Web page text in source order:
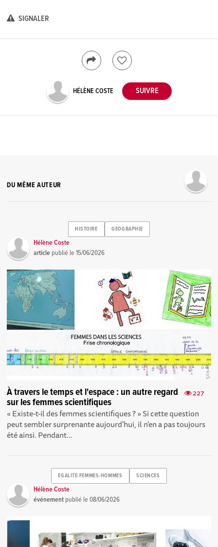
SIGNALER
HÉLÈNE COSTE
DU MÊME AUTEUR
HISTOIRE GEOGRAPHIE
Hélène Coste
article publié le15/06/2026
227
À travers le temps et l'espace : un autre regard
sur les femmes scientifiques
« Existe-t-il des femmes scientifiques ? » Si cette question
peut sembler surprenante aujourd'hui, il n'en a pas toujours
été ainsi. Pendant...
EGALITE-FEMMES-HOMMES SCIENCES
Hélène Coste
événement publié le08/06/2026